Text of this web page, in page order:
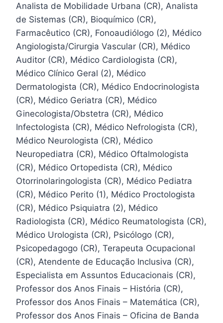
Analista de Mobilidade Urbana (CR), Analista
de Sistemas (CR), Bioquímico (CR),
Farmacêutico (CR), Fonoaudiólogo (2), Médico
Angiologista/Cirurgia Vascular (CR), Médico
Auditor (CR), Médico Cardiologista (CR),
Médico Clínico Geral (2), Médico
Dermatologista (CR), Médico Endocrinologista
(CR), Médico Geriatra (CR), Médico
Ginecologista/Obstetra (CR), Médico
Infectologista (CR), Médico Nefrologista (CR),
Médico Neurologista (CR), Médico
Neuropediatra (CR), Médico Oftalmologista
(CR), Médico Ortopedista (CR), Médico
Otorrinolaringologista (CR), Médico Pediatra
(CR), Médico Perito (1), Médico Proctologista
(CR), Médico Psiquiatra (2), Médico
Radiologista (CR), Médico Reumatologista (CR),
Médico Urologista (CR), Psicólogo (CR),
Psicopedagogo (CR), Terapeuta Ocupacional
(CR), Atendente de Educação Inclusiva (CR),
Especialista em Assuntos Educacionais (CR),
Professor dos Anos Finais – História (CR),
Professor dos Anos Finais – Matemática (CR),
Professor dos Anos Finais – Oficina de Banda